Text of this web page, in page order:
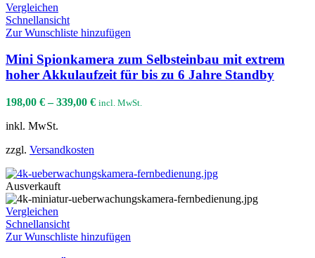
Vergleichen
Schnellansicht
Zur Wunschliste hinzufügen
Mini Spionkamera zum Selbsteinbau mit extrem
hoher Akkulaufzeit für bis zu 6 Jahre Standby
198,00 €–339,00 € incl. MwSt.
inkl. MwSt.
zzgl. Versandkosten
Ausverkauft
Vergleichen
Schnellansicht
Zur Wunschliste hinzufügen